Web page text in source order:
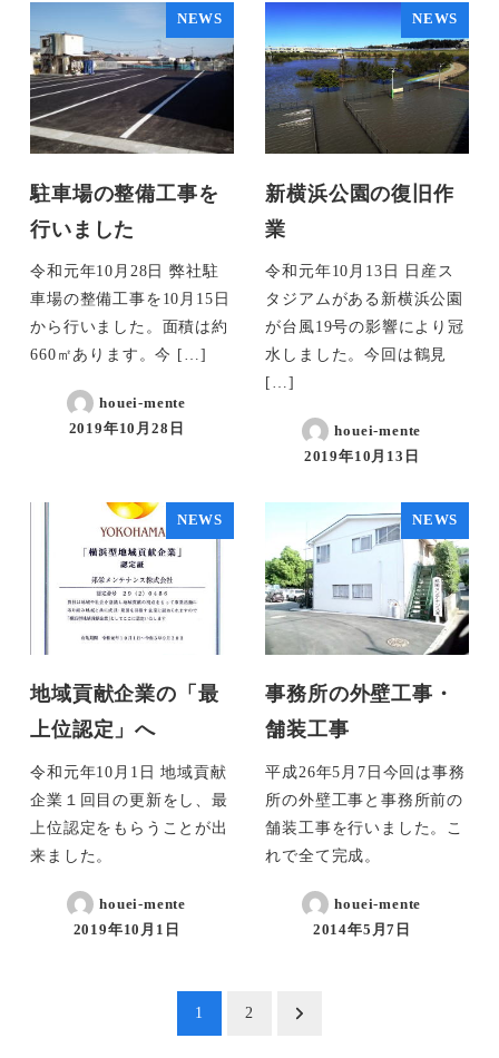
NEWS
駐車場の整備工事を
行いました
令和元年10月28日 弊社駐
車場の整備工事を10月15日
から行いました。面積は約
660㎡あります。今 […]
houei-mente
2019年10月28日
NEWS
新横浜公園の復旧作
業
令和元年10月13日 日産ス
タジアムがある新横浜公園
が台風19号の影響により冠
水しました。今回は鶴見
[…]
houei-mente
2019年10月13日
NEWS
地域貢献企業の「最
上位認定」へ
令和元年10月1日 地域貢献
企業１回目の更新をし、最
上位認定をもらうことが出
来ました。
houei-mente
2019年10月1日
NEWS
事務所の外壁工事・
舗装工事
平成26年5月7日今回は事務
所の外壁工事と事務所前の
舗装工事を行いました。こ
れで全て完成。
houei-mente
2014年5月7日
1 2